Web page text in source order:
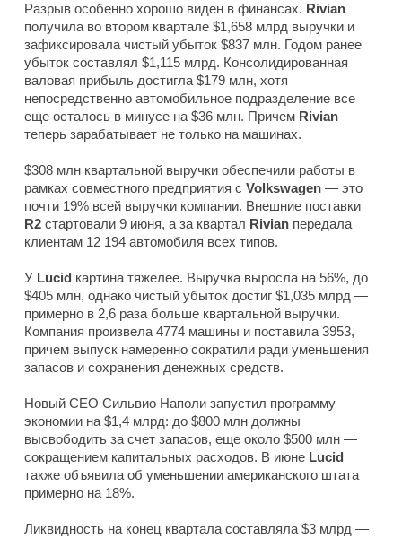
Разрыв особенно хорошо виден в финансах. Rivian
получила во втором квартале $1,658 млрд выручки и
зафиксировала чистый убыток $837 млн. Годом ранее
убыток составлял $1,115 млрд. Консолидированная
валовая прибыль достигла $179 млн, хотя
непосредственно автомобильное подразделение все
еще осталось в минусе на $36 млн. Причем Rivian
теперь зарабатывает не только на машинах.
$308 млн квартальной выручки обеспечили работы в
рамках совместного предприятия с Volkswagen — это
почти 19% всей выручки компании. Внешние поставки
R2 стартовали 9 июня, а за квартал Rivian передала
клиентам 12 194 автомобиля всех типов.
У Lucid картина тяжелее. Выручка выросла на 56%, до
$405 млн, однако чистый убыток достиг $1,035 млрд —
примерно в 2,6 раза больше квартальной выручки.
Компания произвела 4774 машины и поставила 3953,
причем выпуск намеренно сократили ради уменьшения
запасов и сохранения денежных средств.
Новый CEO Сильвио Наполи запустил программу
экономии на $1,4 млрд: до $800 млн должны
высвободить за счет запасов, еще около $500 млн —
сокращением капитальных расходов. В июне Lucid
также объявила об уменьшении американского штата
примерно на 18%.
Ликвидность на конец квартала составляла $3 млрд —